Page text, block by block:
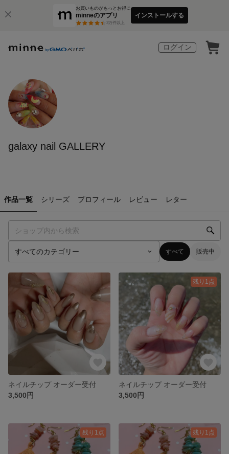
お買いものがもっとお得に
minneのアプリ
3万件以上
インストールする
ログイン
galaxy nail GALLERY
作品一覧 シリーズ プロフィール レビュー レター
すべて 販売中
ネイルチップ オーダー受付
3,500円
残り1点
ネイルチップ オーダー受付
3,500円
残り1点 残り1点